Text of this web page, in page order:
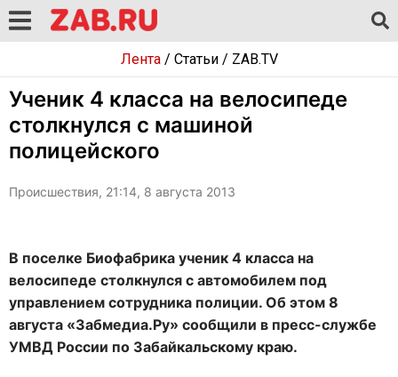
Лента/ Статьи/ ZAB.TV
Ученик 4 класса на велосипеде
столкнулся с машиной
полицейского
Происшествия, 21:14, 8 августа 2013
В поселке Биофабрика ученик 4 класса на
велосипеде столкнулся с автомобилем под
управлением сотрудника полиции. Об этом 8
августа «Забмедиа.Ру» сообщили в пресс-службе
УМВД России по Забайкальскому краю.